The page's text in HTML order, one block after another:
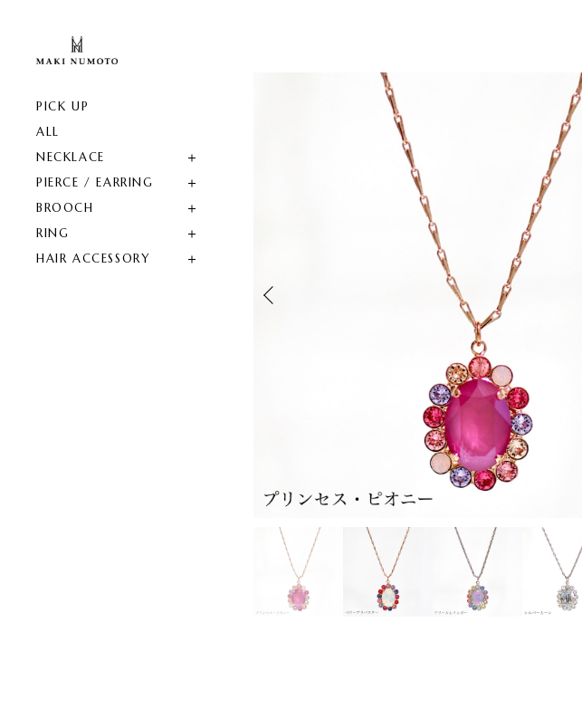
PICK UP
ALL
NECKLACE
PIERCE / EARRING
BROOCH
RING
HAIR ACCESSORY